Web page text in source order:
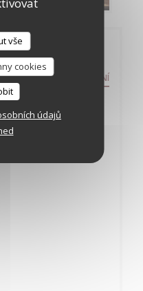
vše
cookies
údajů
okně)) NASMĚROVÁNÍ